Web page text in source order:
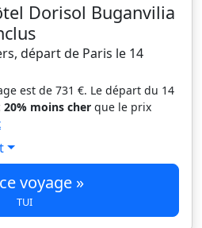
Dorisol Buganvilia
départ de Paris le 14
est de 731 €. Le départ du 14
20% moins cher que le prix
voyage »
TUI